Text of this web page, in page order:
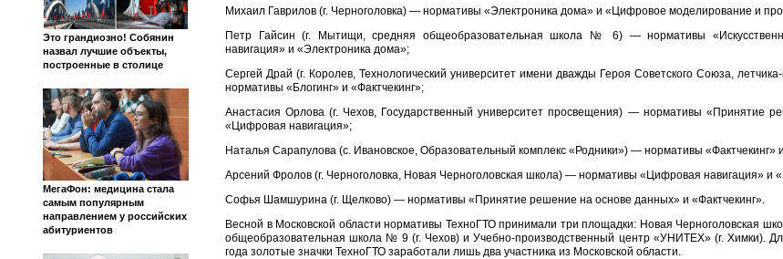
Это грандиозно! Собянин
назвал лучшие объекты,
построенные в столице
МегаФон: медицина стала
самым популярным
направлением у российских
абитуриентов
Михаил Гаврилов (г. Черноголовка) — нормативы «Электроника дома» и «Цифровое моделирование и
Петр Гайсин (г. Мытищи, средняя общеобразовательная школа № 6) — нормативы
навигация» и «Электроника дома»;
Сергей Драй (г. Королев, Технологический университет имени дважды Героя Советского Союза,
нормативы «Блогинг» и «Фактчекинг»;
Анастасия Орлова (г. Чехов, Государственный университет просвещения) — нормативы «Принятие
«Цифровая навигация»;
Наталья Сарапулова (с. Ивановское, Образовательный комплекс «Родники») — нормативы «Фактчекинг»
Арсений Фролов (г. Черноголовка, Новая Черноголовская школа) — нормативы «Цифровая навигация» и
Софья Шамшурина (г. Щелково) — нормативы «Принятие решение на основе данных» и «Фактчекинг».
Весной в Московской области нормативы ТехноГТО принимали три площадки: Новая Черноголовская
общеобразовательная школа № 9 (г. Чехов) и Учебно-производственный центр «УНИТЕХ» (г. Химки).
года золотые значки ТехноГТО заработали лишь два участника из Московской области.